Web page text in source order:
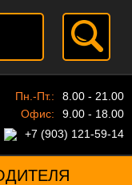
Пн.-Пт.:
8.00 - 21.00
Офис:
9.00 - 18.00
+7 (903) 121-59-14